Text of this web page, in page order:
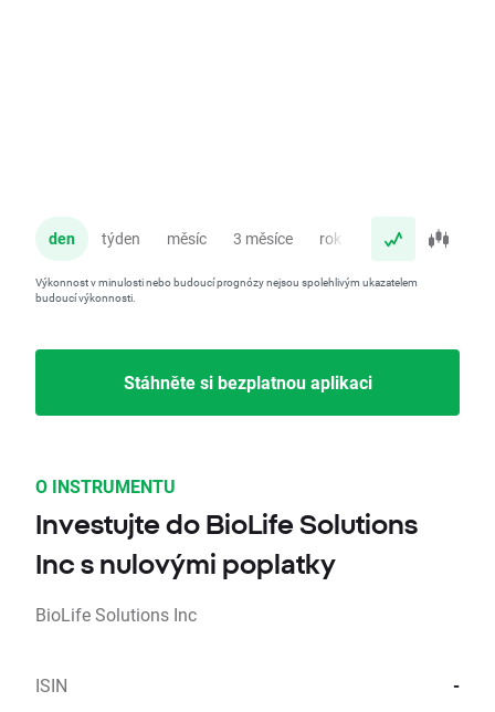
den týden měsíc 3 měsíce rok
Výkonnost v minulosti nebo budoucí prognózy nejsou spolehlivým ukazatelem
budoucí výkonnosti.
Stáhněte si bezplatnou aplikaci
O INSTRUMENTU
Investujte do BioLife Solutions
Inc s nulovými poplatky
BioLife Solutions Inc
ISIN -